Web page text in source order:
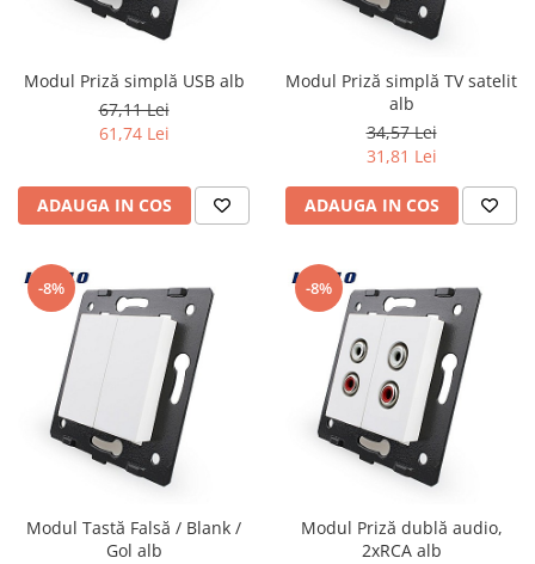
Modul Priză simplă USB alb
67,11 Lei
61,74 Lei
ADAUGA IN COS
Modul Priză simplă TV satelit
alb
34,57 Lei
31,81 Lei
ADAUGA IN COS
-8%
Modul Tastă Falsă / Blank /
Gol alb
-8%
Modul Priză dublă audio,
2xRCA alb